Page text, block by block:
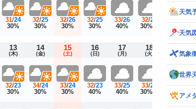
31/24
30%
32/25
30%
32/26
30%
32/25
30%
33/26
40%
32/26
30%
D
13
(木)
32/23
30%
14
(金)
34/24
30%
15
(土)
33/24
30%
16
(日)
32/23
40%
17
(月)
33/25
40%
18
(火)
33/25
30%
(水)
32/25
40%E
天気
天気
気象
世界
アメ